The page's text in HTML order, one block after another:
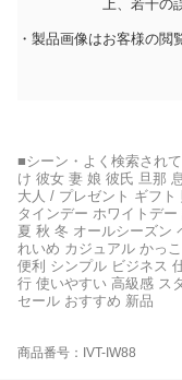
上、若干の
・製品画像はお客様の
■シーン・よく検索され
け 彼女 妻 娘 彼氏 旦那
大人 / プレゼント ギフ
タインデー ホワイトデ
夏 秋 冬 オールシーズン
れいめ カジュアル かっ
便利 シンプル ビジネス
行 使いやすい 高級感 ス
セール おすすめ 新品
商品番号：IVT-IW88